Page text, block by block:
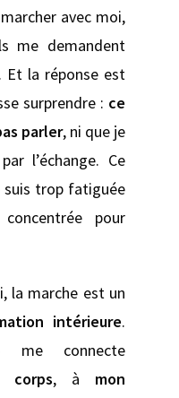
avec moi,
me demandent
Et la réponse est
surprendre : ce
parler, ni que je
l’échange. Ce
suis trop fatiguée
pour
la marche est un
intérieure.
connecte
corps, à mon